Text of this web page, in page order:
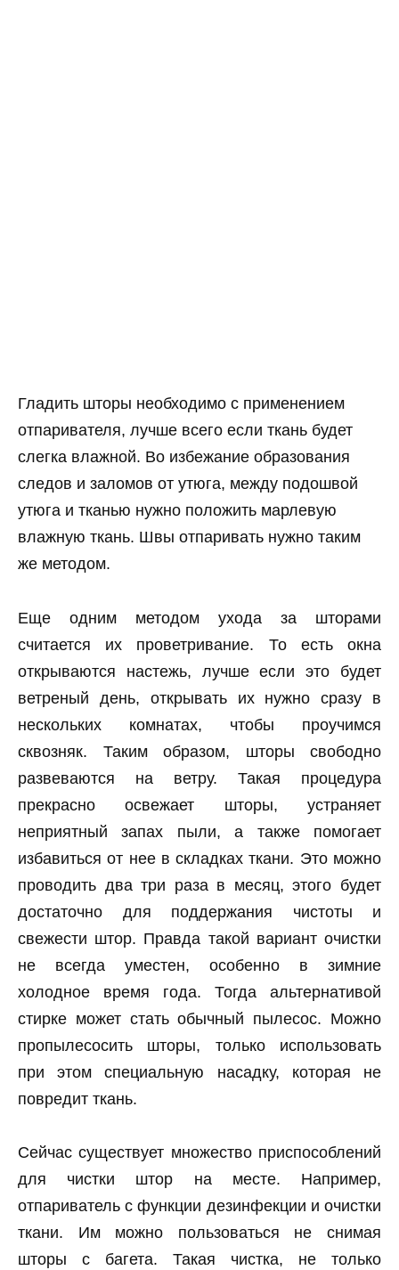
Гладить шторы необходимо с применением
отпаривателя, лучше всего если ткань будет
слегка влажной. Во избежание образования
следов и заломов от утюга, между подошвой
утюга и тканью нужно положить марлевую
влажную ткань. Швы отпаривать нужно таким
же методом.
Еще одним методом ухода за шторами
считается их проветривание. То есть окна
открываются настежь, лучше если это будет
ветреный день, открывать их нужно сразу в
нескольких комнатах, чтобы проучимся
сквозняк. Таким образом, шторы свободно
развеваются на ветру. Такая процедура
прекрасно освежает шторы, устраняет
неприятный запах пыли, а также помогает
избавиться от нее в складках ткани. Это можно
проводить два три раза в месяц, этого будет
достаточно для поддержания чистоты и
свежести штор. Правда такой вариант очистки
не всегда уместен, особенно в зимние
холодное время года. Тогда альтернативой
стирке может стать обычный пылесос. Можно
пропылесосить шторы, только использовать
при этом специальную насадку, которая не
повредит ткань.
Сейчас существует множество приспособлений
для чистки штор на месте. Например,
отпариватель с функции дезинфекции и очистки
ткани. Им можно пользоваться не снимая
шторы с багета. Такая чистка, не только